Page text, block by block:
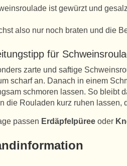
ist gewürzt und
also nur noch braten und die
für
zarte und saftige
scharf an. Danach in einem
schmoren lassen. So bleibt
die Rouladen kurz ruhen lassen,
passen Erdäpfelpüree oder